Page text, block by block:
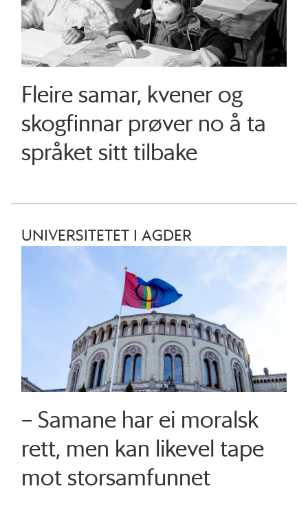
Fleire samar, kvener og
skogfinnar prøver no å ta
språket sitt tilbake
UNIVERSITETET I AGDER
– Samane har ei moralsk
rett, men kan likevel tape
mot storsamfunnet